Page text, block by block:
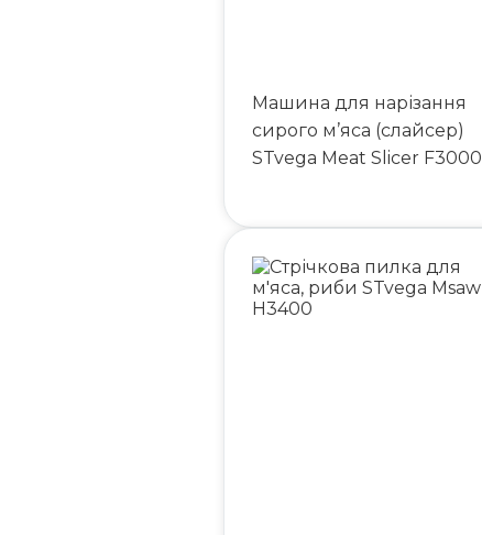
Машина для нарізання
сирого м’яса (слайсер)
STvega Meat Slicer F3000